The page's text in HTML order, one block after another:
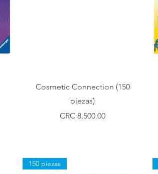
Vista rápida
Cosmetic Connection (150
piezas)
Precio
CRC 8,500.00
150 piezas